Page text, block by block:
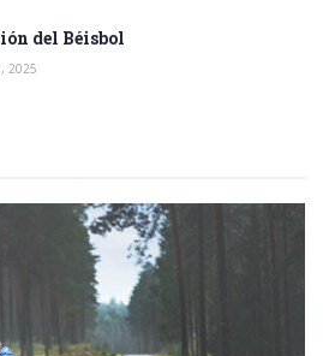
del Béisbol
2025